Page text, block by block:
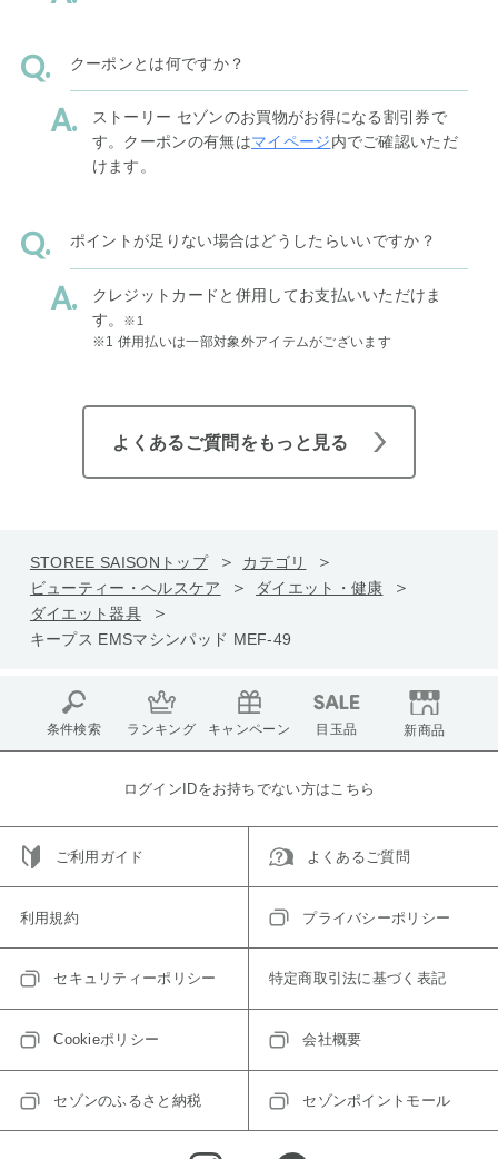
クーポンとは何ですか？
ストーリー セゾンのお買物がお得になる割引券で
す。クーポンの有無はマイページ内でご確認いただ
けます。
ポイントが足りない場合はどうしたらいいですか？
クレジットカードと併用してお支払いいただけま
す。
※1
※1 併用払いは一部対象外アイテムがございます
よくあるご質問をもっと見る
STOREE SAISONトップ
カテゴリ
ビューティー・ヘルスケア
ダイエット・健康
ダイエット器具
キープス EMSマシンパッド MEF-49
条件検索 ランキング キャンペーン 目玉品 新商品
ログインIDをお持ちでない方はこちら
ご利用ガイド よくあるご質問
利用規約 プライバシーポリシー
セキュリティーポリシー 特定商取引法に基づく表記
Cookieポリシー 会社概要
セゾンのふるさと納税 セゾンポイントモール